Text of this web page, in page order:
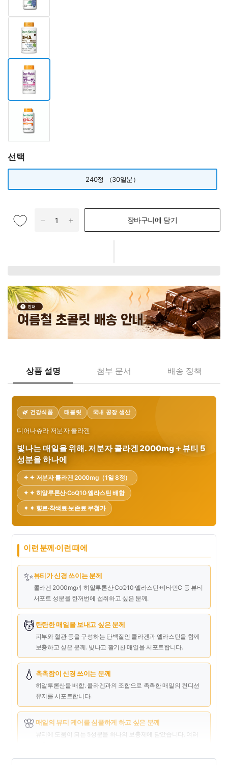
선택
240정 （30일분）
장바구니에 담기
상품 설명 첨부 문서 배송 정책
🌿 건강식품 태블릿 국내 공장 생산
디어나츄라 저분자 콜라겐
빛나는 매일을 위해. 저분자 콜라겐 2000mg＋뷰티 5
성분을 하나에
✦ ✦ 저분자 콜라겐 2000mg（1일 8정）
✦ ✦ 히알루론산·CoQ10·엘라스틴 배합
✦ ✦ 향료·착색료·보존료 무첨가
이런 분께·이런 때에
✨뷰티가 신경 쓰이는 분께
콜라겐 2000mg과 히알루론산·CoQ10·엘라스틴·비타민C 등 뷰티
서포트 성분을 한꺼번에 섭취하고 싶은 분께.
💆 탄탄한 매일을 보내고 싶은 분께
피부와 혈관 등을 구성하는 단백질인 콜라겐과 엘라스틴을 함께
보충하고 싶은 분께. 빛나고 활기찬 매일을 서포트합니다.
💧 촉촉함이 신경 쓰이는 분께
히알루론산을 배합. 콜라겐과의 조합으로 촉촉한 매일의 컨디션
유지를 서포트합니다.
🌸매일의 뷰티 케어를 심플하게 하고 싶은 분께
뷰티에 도움이 되는 5성분을 하나의 보충제에 담았습니다. 여러